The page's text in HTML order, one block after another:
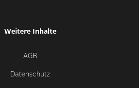
Weitere Inhalte
AGB
Datenschutz